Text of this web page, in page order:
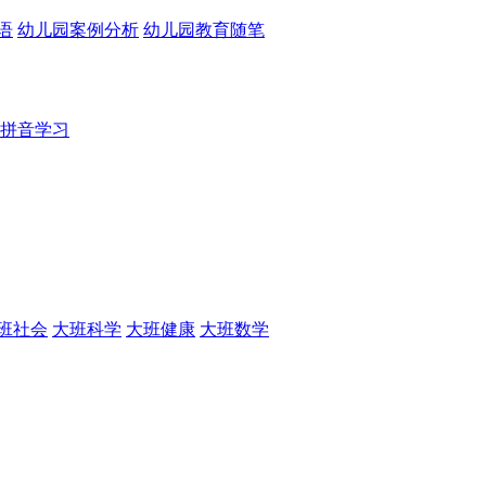
幼儿园案例分析 幼儿园教育随笔
拼音学习
社会 大班科学 大班健康 大班数学